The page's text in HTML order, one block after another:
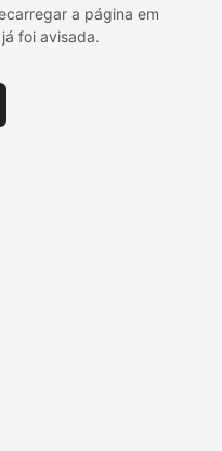
a página em
foi avisada.